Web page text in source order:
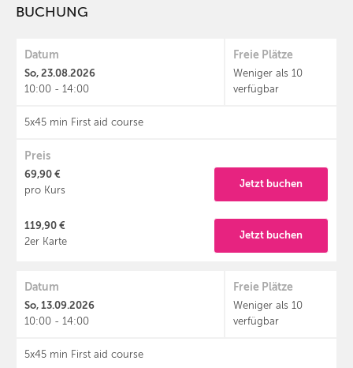
BUCHUNG
Datum
So, 23.08.2026
10:00 - 14:00
5x45 min First aid course
Freie Plätze
Weniger als 10
verfügbar
Preis
69,90 €
pro Kurs
Jetzt buchen
119,90 €
2er Karte
Jetzt buchen
Datum
So, 13.09.2026
10:00 - 14:00
5x45 min First aid course
Freie Plätze
Weniger als 10
verfügbar